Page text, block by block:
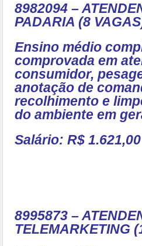
8982094 –
PADARIA (8
Ensino médio
comprovada em
consumidor,
anotação de
recolhimento e
do ambiente em
Salário: R$ 1.621,00
8995873 –
TELEMARKETING